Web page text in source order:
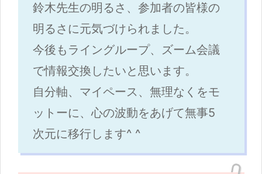
鈴木先生の明るさ、参加者の皆様の
明るさに元気づけられました。
今後もライングループ、ズーム会議
で情報交換したいと思います。
自分軸、マイペース、無理なくをモ
ットーに、心の波動をあげて無事5
次元に移行します^ ^